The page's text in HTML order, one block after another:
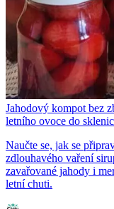
Jahodový kompot bez
letního ovoce do sklenic
Naučte se, jak se
zdlouhavého vaření
zavařované jahody i
letní chuti.